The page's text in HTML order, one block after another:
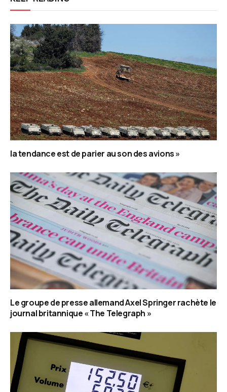
la tendance est de parier au son des avions »
Le groupe de presse allemand Axel Springer rachète le
journal britannique « The Telegraph »